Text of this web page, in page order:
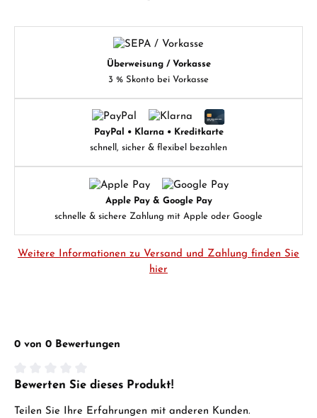
Überweisung / Vorkasse
3 % Skonto bei Vorkasse
PayPal • Klarna • Kreditkarte
schnell, sicher & flexibel bezahlen
Apple Pay & Google Pay
schnelle & sichere Zahlung mit Apple oder Google
Weitere Informationen zu Versand und Zahlung finden Sie
hier
0 von 0 Bewertungen
Durchschnittliche Bewertung von 0 von 5 Sternen
Bewerten Sie dieses Produkt!
Teilen Sie Ihre Erfahrungen mit anderen Kunden.